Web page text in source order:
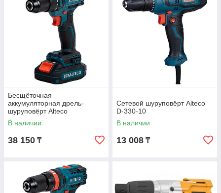
Бесщёточная
аккумуляторная дрель-
шуруповёрт Alteco
(20v,1аккум,2А) CD 1813Li BL
В наличии
38 150 ₸
Сетевой шуруповёрт Alteco
D-330-10
В наличии
13 008 ₸